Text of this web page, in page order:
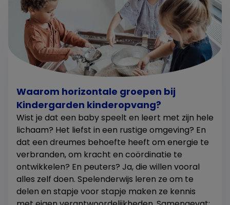
Waarom horizontale groepen bij
Kindergarden kinderopvang?
Wist je dat een baby speelt en leert met zijn hele
lichaam? Het liefst in een rustige omgeving? En
dat een dreumes behoefte heeft om energie te
verbranden, om kracht en coördinatie te
ontwikkelen? En peuters? Ja, die willen vooral
alles zelf doen. Spelenderwijs leren ze om te
delen en stapje voor stapje maken ze kennis